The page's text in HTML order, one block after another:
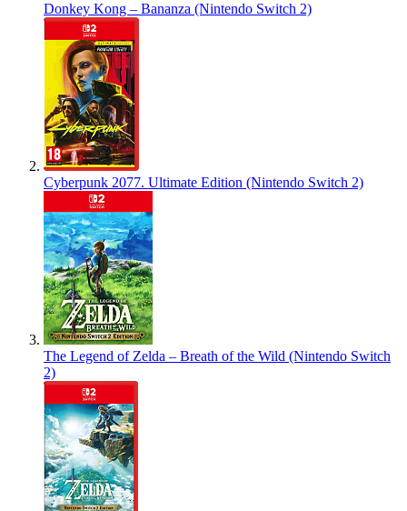
Donkey Kong – Bananza (Nintendo Switch 2)
Cyberpunk 2077. Ultimate Edition (Nintendo Switch 2)
The Legend of Zelda – Breath of the Wild (Nintendo Switch
2)